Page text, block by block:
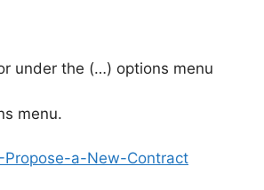
under the (…) options menu
menu.
a-New-Contract